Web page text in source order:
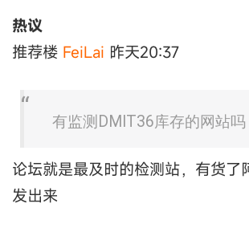
热议
推荐楼 FeiLai 昨天20:37
有监测DMIT36库存的网站吗
论坛就是最及时的检测站，有货了
发出来